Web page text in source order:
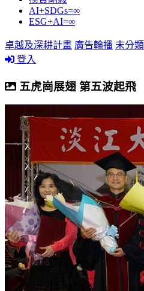
AI+SDGs=∞
ESG+AI=∞
卓越及深耕計畫 廣告輪播 未分類
登入
五虎崗展翅 第五波起飛